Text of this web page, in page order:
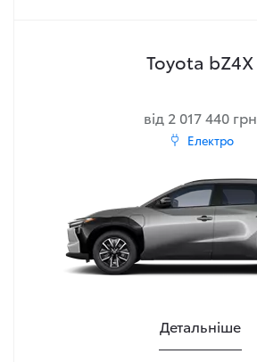
Toyota bZ4X
від 2 017 440 грн
Електро
Детальніше